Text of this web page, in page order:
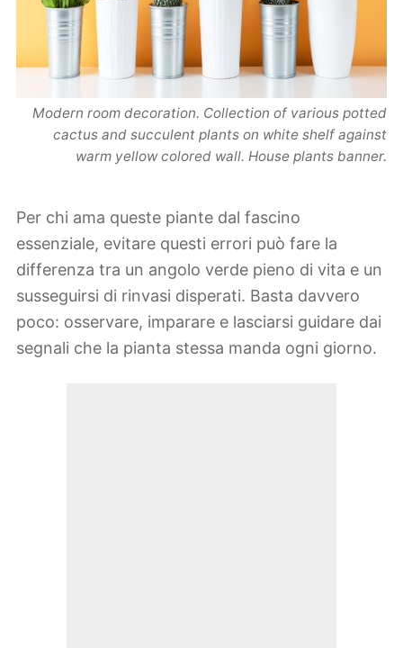
Modern room decoration. Collection of various potted
cactus and succulent plants on white shelf against
warm yellow colored wall. House plants banner.
Per chi ama queste piante dal fascino
essenziale, evitare questi errori può fare la
differenza tra un angolo verde pieno di vita e un
susseguirsi di rinvasi disperati. Basta davvero
poco: osservare, imparare e lasciarsi guidare dai
segnali che la pianta stessa manda ogni giorno.